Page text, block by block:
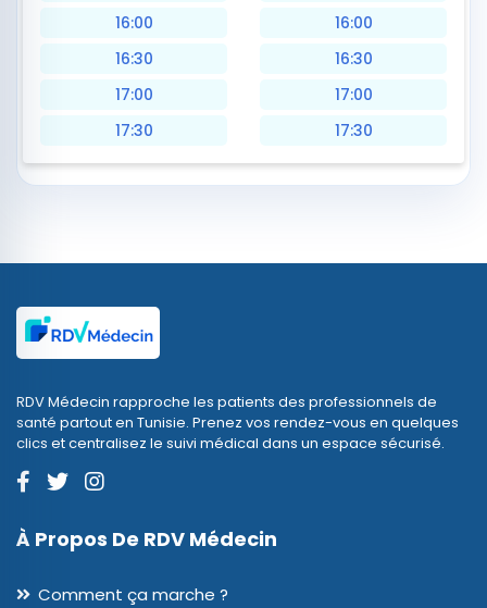
16:00
16:30
17:00
17:30
16:00
16:30
17:00
17:30
RDV Médecin rapproche les patients des professionnels de
santé partout en Tunisie. Prenez vos rendez-vous en quelques
clics et centralisez le suivi médical dans un espace sécurisé.
À Propos De RDV Médecin
Comment ça marche ?